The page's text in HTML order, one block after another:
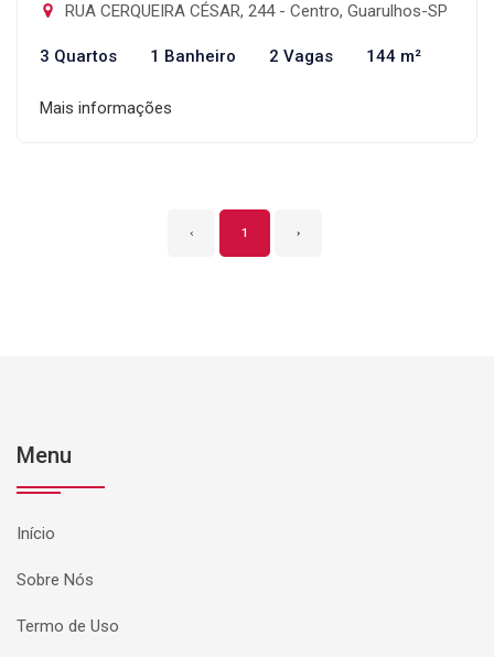
RUA CERQUEIRA CÉSAR, 244 - Centro, Guarulhos-SP
3 Quartos 1 Banheiro 2 Vagas 144 m²
Mais informações
‹ 1 ›
Menu
Início
Sobre Nós
Termo de Uso